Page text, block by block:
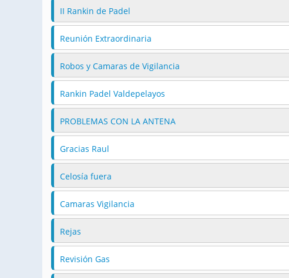
II Rankin de Padel
Reunión Extraordinaria
Robos y Camaras de Vigilancia
Rankin Padel Valdepelayos
PROBLEMAS CON LA ANTENA
Gracias Raul
Celosía fuera
Camaras Vigilancia
Rejas
Revisión Gas